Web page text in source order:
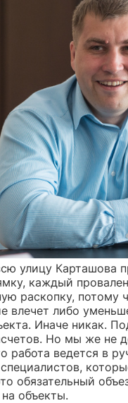
улицу Карташова
каждый
раскопку, потому
влечет либо
Иначе никак.
Но мы же не
работа ведется в
обязательный
объекты.